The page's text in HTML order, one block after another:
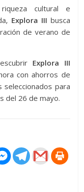
cultural e
Explora III busca
de verano de
Explora III
con ahorros de
seleccionados para
del 26 de mayo.